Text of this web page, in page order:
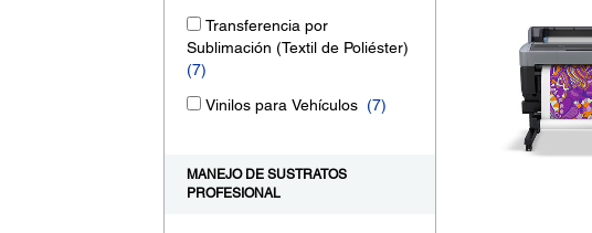
Transferencia por
Sublimación (Textil de Poliéster)
(7)
Vinilos para Vehículos (7)
MANEJO DE SUSTRATOS
PROFESIONAL